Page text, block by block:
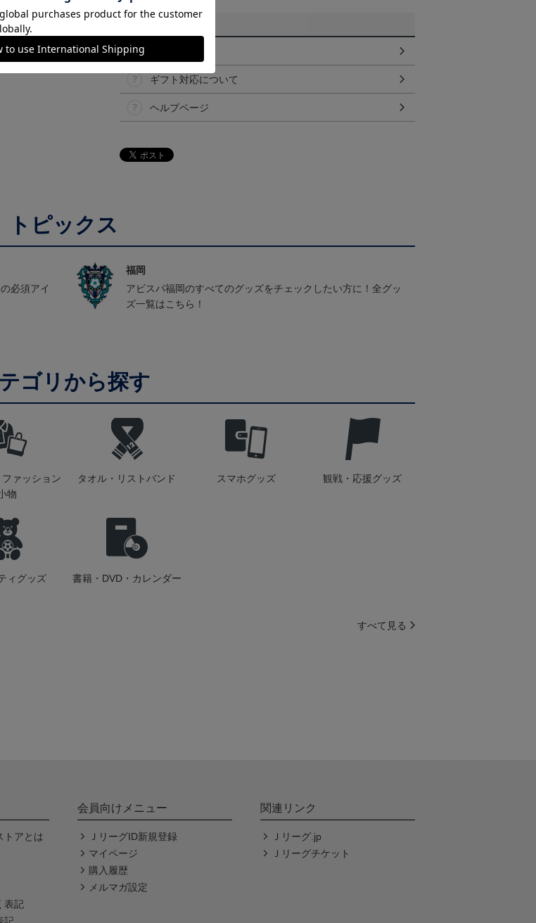
ギフト対応について
ヘルプページ
トピックス
必須アイ
福岡
アビスパ福岡のすべてのグッズをチェックしたい方に！全グッ
ズ一覧はこちら！
ゴリから探す
ァッション
物
タオル・リストバンド スマホグッズ 観戦・応援グッズ
ィグッズ 書籍・DVD・カレンダー
すべて見る
トアとは
表記
会員向けメニュー
ＪリーグID新規登録
マイページ
購入履歴
メルマガ設定
関連リンク
Ｊリーグ.jp
Ｊリーグチケット